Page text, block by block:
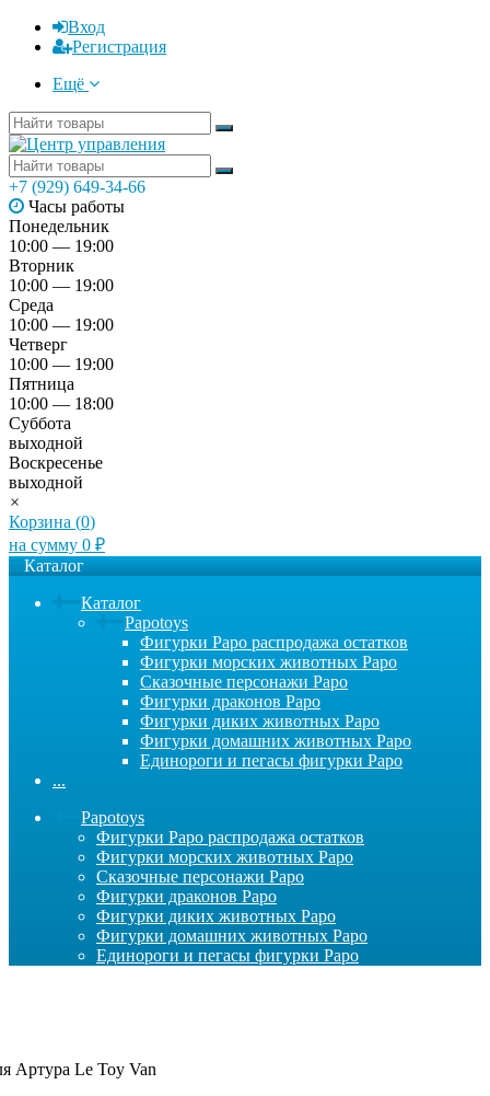
Вход
Регистрация
Ещё
+7 (929) 649-34-66
Часы работы
Понедельник
10:00 — 19:00
Вторник
10:00 — 19:00
Среда
10:00 — 19:00
Четверг
10:00 — 19:00
Пятница
10:00 — 18:00
Суббота
выходной
Воскресенье
выходной
×
Корзина (0)
на сумму 0 ₽
Каталог
Каталог
Papotoys
Фигурки Papo распродажа остатков
Фигурки морских животных Papo
Сказочные персонажи Papo
Фигурки драконов Papo
Фигурки диких животных Papo
Фигурки домашних животных Papo
Единороги и пегасы фигурки Papo
...
Papotoys
Фигурки Papo распродажа остатков
Фигурки морских животных Papo
Сказочные персонажи Papo
Фигурки драконов Papo
Фигурки диких животных Papo
Фигурки домашних животных Papo
Единороги и пегасы фигурки Papo
Артура Le Toy Van